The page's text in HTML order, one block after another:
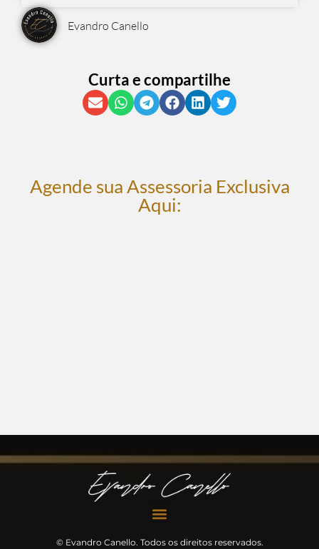
Evandro Canello
Curta e compartilhe
Agende sua Assessoria Exclusiva
Aqui:
© Evandro Canello. Todos os direitos reservados.